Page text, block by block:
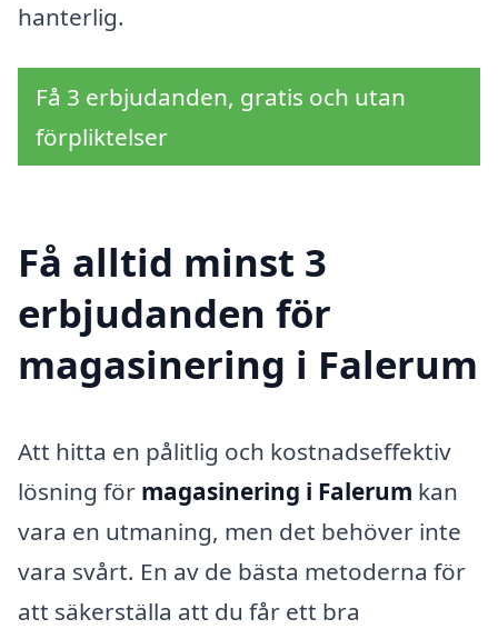
hanterlig.
Få 3 erbjudanden, gratis och utan
förpliktelser
Få alltid minst 3
erbjudanden för
magasinering i Falerum
Att hitta en pålitlig och kostnadseffektiv
lösning för magasinering i Falerum kan
vara en utmaning, men det behöver inte
vara svårt. En av de bästa metoderna för
att säkerställa att du får ett bra